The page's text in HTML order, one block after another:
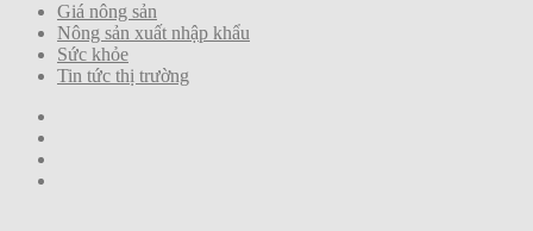
Giá nông sản
Nông sản xuất nhập khẩu
Sức khỏe
Tin tức thị trường